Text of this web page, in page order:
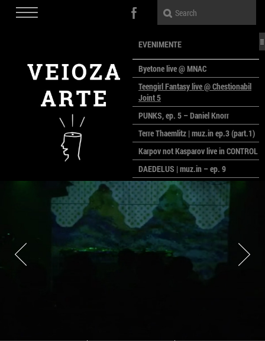
EVENIMENTE
Byetone live @ MNAC
Teengirl Fantasy live @ Chestionabil
Joint 5
PUNKS, ep. 5 – Daniel Knorr
Terre Thaemlitz | muz.in ep.3 (part.1)
Karpov not Kasparov live in CONTROL
DAEDELUS | muz.in – ep. 9
LALELE, LALELE – prima premieră a
anului la MACAZ
CinePOLSKA – filme poloneze la
București
PEOPLE OF ROMANIA se lansează la
galeria Simeza
All Stars For Outernational